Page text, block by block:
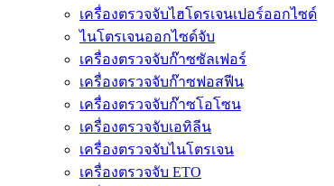
เครื่องตรวจจับไฮโดรเจนเปอร์ออกไซด์
ไนโตรเจนออกไซด์จับ
เครื่องตรวจจับก๊าซซัลเฟอร์
เครื่องตรวจจับก๊าซฟอสฟีน
เครื่องตรวจจับก๊าซโอโซน
เครื่องตรวจจับเอทิลีน
เครื่องตรวจจับไนโตรเจน
เครื่องตรวจจับ ETO